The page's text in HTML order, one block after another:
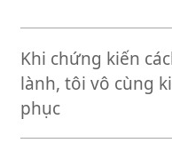
Khi chứng kiến
lành, tôi vô cùng
phục